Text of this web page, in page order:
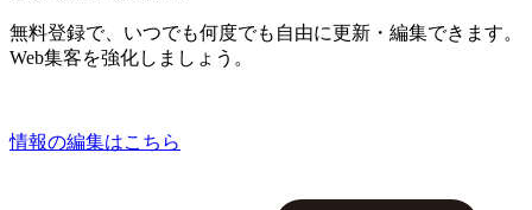
無料登録で、いつでも何度でも自由に更新・編集できます。
Web集客を強化しましょう。
情報の編集はこちら